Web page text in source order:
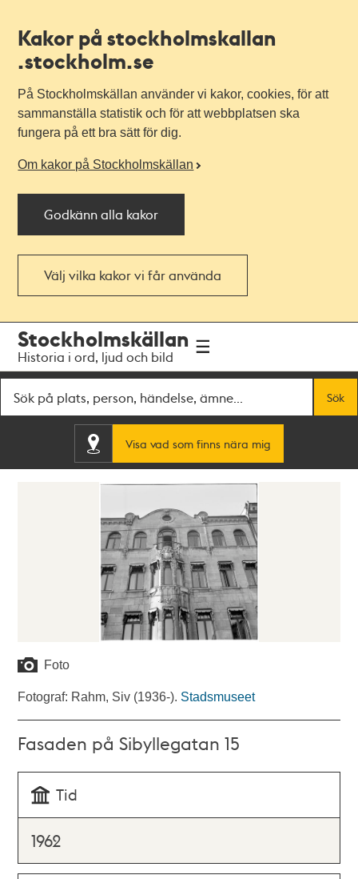
Kakor på stockholmskallan
.stockholm.se
På Stockholmskällan använder vi kakor, cookies, för att
sammanställa statistik och för att webbplatsen ska
fungera på ett bra sätt för dig.
Om kakor på Stockholmskällan
Godkänn alla kakor
Välj vilka kakor vi får använda
navigationen
huvudinnehållet
Stockholmskällan
Historia i ord, ljud och bild
Sök
Visa vad som finns nära mig
Foto
Fotograf: Rahm, Siv (1936-). Stadsmuseet
Fasaden på Sibyllegatan 15
Tid
1962